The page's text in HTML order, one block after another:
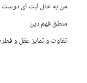
من به خال لبت ای دوست
منطق فهم دین
تفاوت و تمایز عقل و